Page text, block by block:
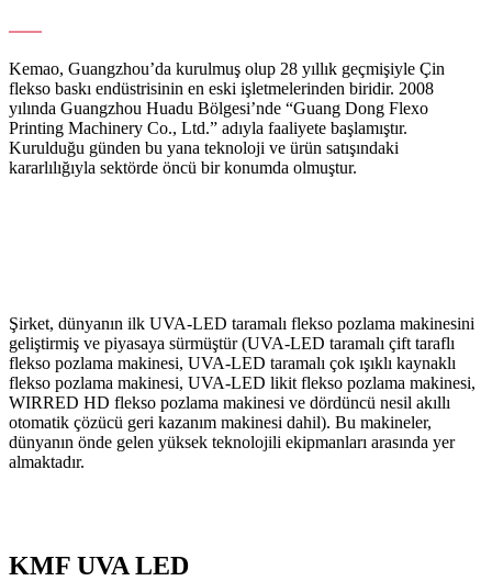
Kemao, Guangzhou’da kurulmuş olup 28 yıllık geçmişiyle Çin
flekso baskı endüstrisinin en eski işletmelerinden biridir. 2008
yılında Guangzhou Huadu Bölgesi’nde “Guang Dong Flexo
Printing Machinery Co., Ltd.” adıyla faaliyete başlamıştır.
Kurulduğu günden bu yana teknoloji ve ürün satışındaki
kararlılığıyla sektörde öncü bir konumda olmuştur.
Şirket, dünyanın ilk UVA-LED taramalı flekso pozlama makinesini
geliştirmiş ve piyasaya sürmüştür (UVA-LED taramalı çift taraflı
flekso pozlama makinesi, UVA-LED taramalı çok ışıklı kaynaklı
flekso pozlama makinesi, UVA-LED likit flekso pozlama makinesi,
WIRRED HD flekso pozlama makinesi ve dördüncü nesil akıllı
otomatik çözücü geri kazanım makinesi dahil). Bu makineler,
dünyanın önde gelen yüksek teknolojili ekipmanları arasında yer
almaktadır.
KMF UVA LED